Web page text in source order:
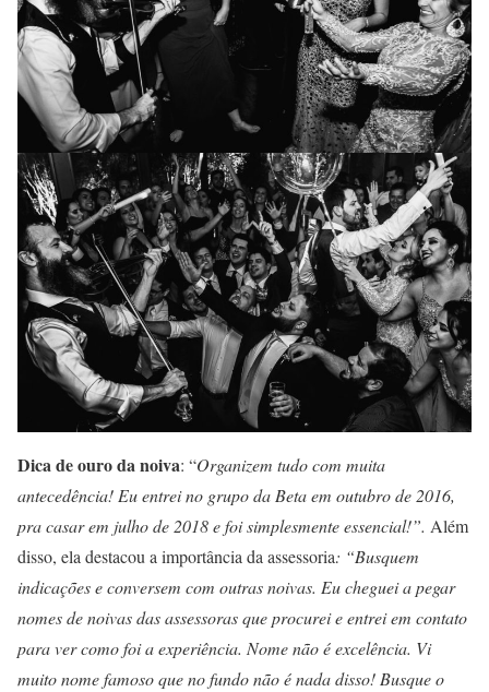
Dica de ouro da noiva: “Organizem tudo com muita
antecedência! Eu entrei no grupo da Beta em outubro de 2016,
pra casar em julho de 2018 e foi simplesmente essencial!”. Além
disso, ela destacou a importância da assessoria: “Busquem
indicações e conversem com outras noivas. Eu cheguei a pegar
nomes de noivas das assessoras que procurei e entrei em contato
para ver como foi a experiência. Nome não é excelência. Vi
muito nome famoso que no fundo não é nada disso! Busque o